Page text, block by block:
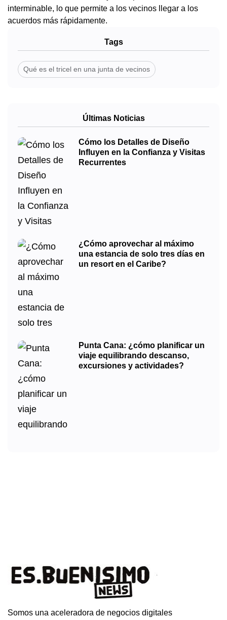
interminable, lo que permite a los vecinos llegar a los
acuerdos más rápidamente.
Tags
Qué es el tricel en una junta de vecinos
Últimas Noticias
Cómo los Detalles de Diseño
Influyen en la Confianza y Visitas
Recurrentes
¿Cómo aprovechar al máximo
una estancia de solo tres días en
un resort en el Caribe?
Punta Cana: ¿cómo planificar un
viaje equilibrando descanso,
excursiones y actividades?
Somos una aceleradora de negocios digitales